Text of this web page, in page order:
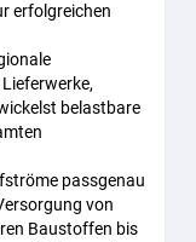
erfolgreichen
belastbare
passgenau
von
Baustoffen bis